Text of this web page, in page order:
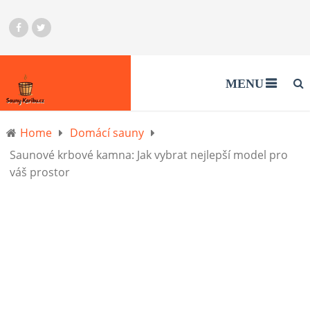
MENU
Home
Domácí sauny
Saunové krbové kamna: Jak vybrat nejlepší model pro
váš prostor